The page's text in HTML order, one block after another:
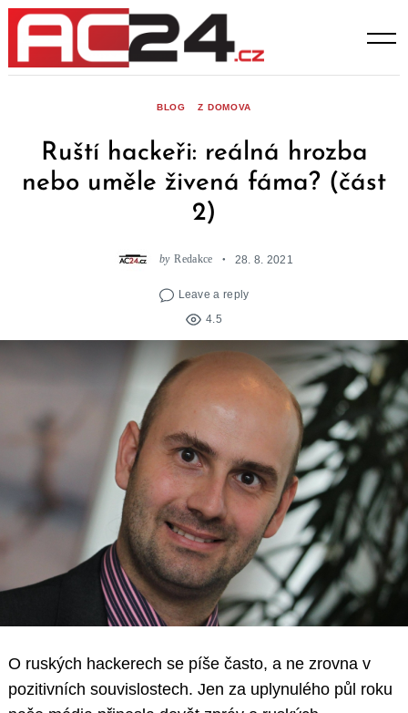
Skip
content
BLOG Z DOMOVA
Ruští hackeři: reálná hrozba
nebo uměle živená fáma? (část
2)
by Redakce 28. 8. 2021
Leave a reply
4.5
O ruských hackerech se píše často, a ne zrovna v
pozitivních souvislostech. Jen za uplynulého půl roku